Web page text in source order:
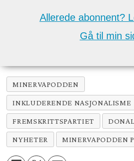
Allerede abonnent?
Gå til min
MINERVAPODDEN
INKLUDERENDE NASJONALISME
FREMSKRITTSPARTIET
NYHETER MINERVAPODDEN